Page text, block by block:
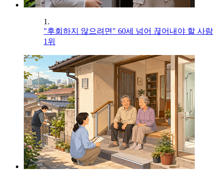
1.
"후회하지 않으려면" 60세 넘어 끊어내야 할 사람
1위